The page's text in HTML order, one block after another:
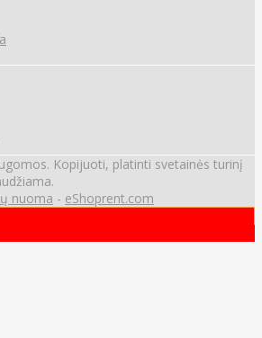
Kopijuoti, platinti svetainės turinį
nuoma - eShoprent.com